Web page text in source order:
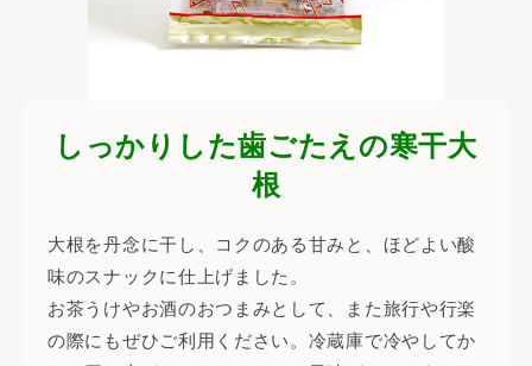
しっかりした歯ごたえの寒干大
根
大根を丹念に干し、コクのある甘みと、ほどよい酸
味のスナックに仕上げました。
お茶うけやお酒のおつまみとして、また旅行や行楽
の際にもぜひご利用ください。冷蔵庫で冷やしてか